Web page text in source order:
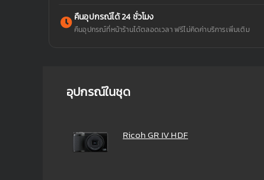
คืนอุปกรณ์ได้ 24 ชั่วโมง
คืนอุปกรณ์ที่หน้าร้านได้ตลอดเวลา ฟรีไม่คิดค่าบริการเพิ่มเติม
อุปกรณ์ในชุด
Ricoh GR IV HDF